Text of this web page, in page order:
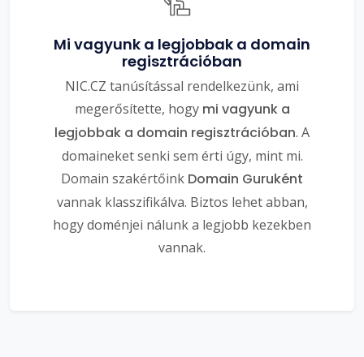
Mi vagyunk a legjobbak a domain
regisztrációban
NIC.CZ tanúsítással rendelkezünk, ami
megerősítette, hogy mi vagyunk a
legjobbak a domain regisztrációban. A
domaineket senki sem érti úgy, mint mi.
Domain szakértőink Domain Guruként
vannak klasszifikálva. Biztos lehet abban,
hogy doménjei nálunk a legjobb kezekben
vannak.